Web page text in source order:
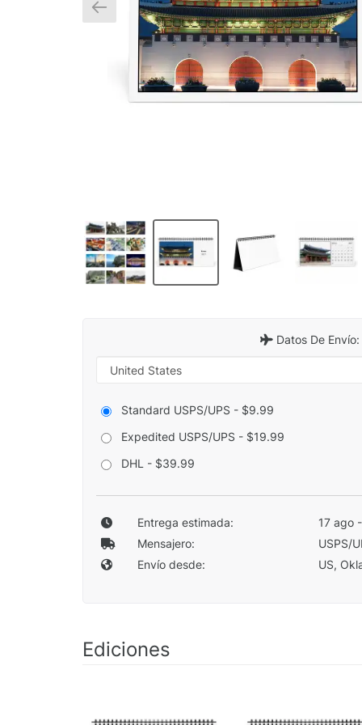
Datos De Envío:
Standard USPS/UPS - $9.99
Expedited USPS/UPS - $19.99
DHL - $39.99
Entrega estimada:
17 ago
Mensajero:
USPS/
Envío desde:
US,
Ediciones